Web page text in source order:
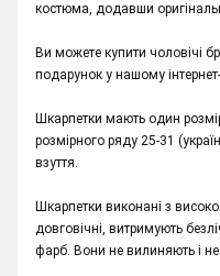
костюма, додавши
Ви можете купити чоловічі
подарунок у нашому
Шкарпетки мають один
розмірного ряду 25-31
взуття.
Шкарпетки виконані з
довговічні, витримують
фарб. Вони не вилиняють і не